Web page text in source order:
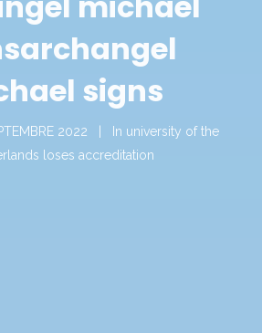
archangel
signs
2022 In university of the
loses accreditation